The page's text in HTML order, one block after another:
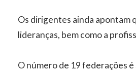
Os dirigentes ainda apontam
lideranças, bem como a
O número de 19 federações